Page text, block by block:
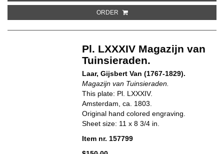
ORDER
Pl. LXXXIV Magazijn van
Tuinsieraden.
Laar, Gijsbert Van (1767-1829).
Magazijn van Tuinsieraden.
This plate: Pl. LXXXIV.
Amsterdam, ca. 1803.
Original hand colored engraving.
Sheet size: 11 x 8 3/4 in.
Item nr. 157799